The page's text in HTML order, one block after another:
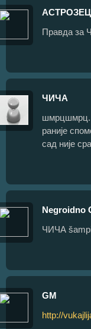
АСТРОЗЕЦ
Правда за
ЧИЧА
раније
сад није
Negroidno
ЧИЧА
GM
http://